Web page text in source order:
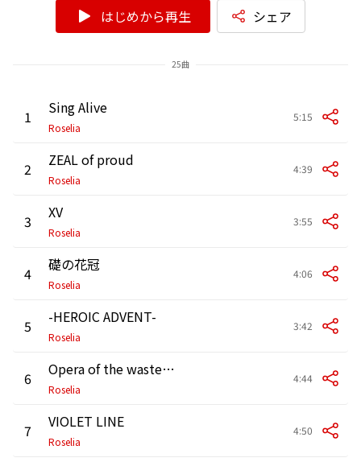
はじめから再生 シェア
25曲
1 Sing Alive
Roselia
5:15
2 ZEAL of proud
Roselia
4:39
3 XV
Roselia
3:55
4 礎の花冠
Roselia
4:06
5 -HEROIC ADVENT-
Roselia
3:42
6 Opera of the wasteland
Roselia
4:44
7 VIOLET LINE
Roselia
4:50